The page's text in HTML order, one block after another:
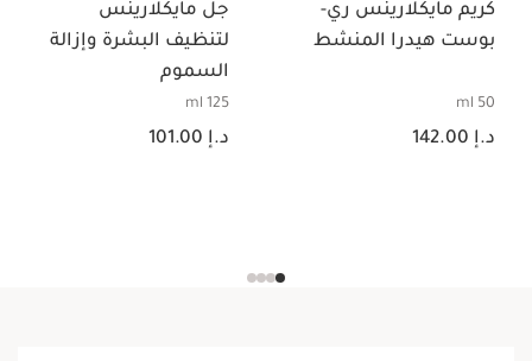
كريم مايكلارينس ري-
بوست هيدرا المنشط
50 ml
السعر الحالي هو د.إ 142.00
د.إ 142.00
جل مايكلارينس
لتنظيف البشرة وإزالة
السموم
125 ml
السعر الحالي هو د.إ 101.00
د.إ 101.00